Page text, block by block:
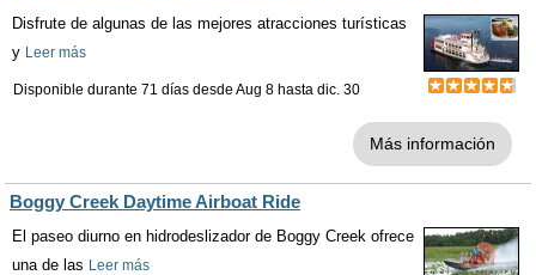
Disfrute de algunas de las mejores atracciones turísticas
y Leer más
Disponible durante 71 días desde Aug 8 hasta dic. 30
Más información
Boggy Creek Daytime Airboat Ride
El paseo diurno en hidrodeslizador de Boggy Creek ofrece
una de las Leer más